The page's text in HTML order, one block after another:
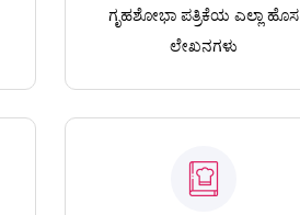
ಗೃಹಶೋಭಾ ಪತ್ರಿಕೆಯ ಎಲ್ಲಾ ಹೊಸ
ಲೇಖನಗಳು